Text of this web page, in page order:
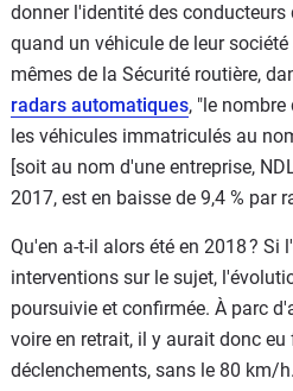
donner l'identité des
quand un véhicule de leur
mêmes de la Sécurité routière,
radars automatiques, "le
les véhicules immatriculés au
[soit au nom d'une entreprise,
2017, est en baisse de 9,4 % par
Qu'en a-t-il alors été en 2018 ? Si
interventions sur le sujet,
poursuivie et confirmée. À parc
voire en retrait, il y aurait donc
déclenchements, sans le 80 km/h.